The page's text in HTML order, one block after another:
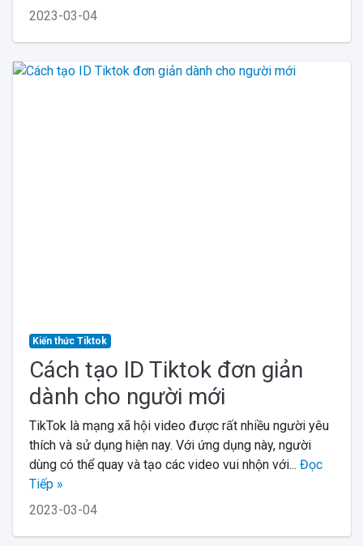
2023-03-04
Kiến thức Tiktok
Cách tạo ID Tiktok đơn giản
dành cho người mới
TikTok là mạng xã hội video được rất nhiều người yêu
thích và sử dụng hiện nay. Với ứng dụng này, người
dùng có thể quay và tạo các video vui nhộn với... Đọc
Tiếp »
2023-03-04